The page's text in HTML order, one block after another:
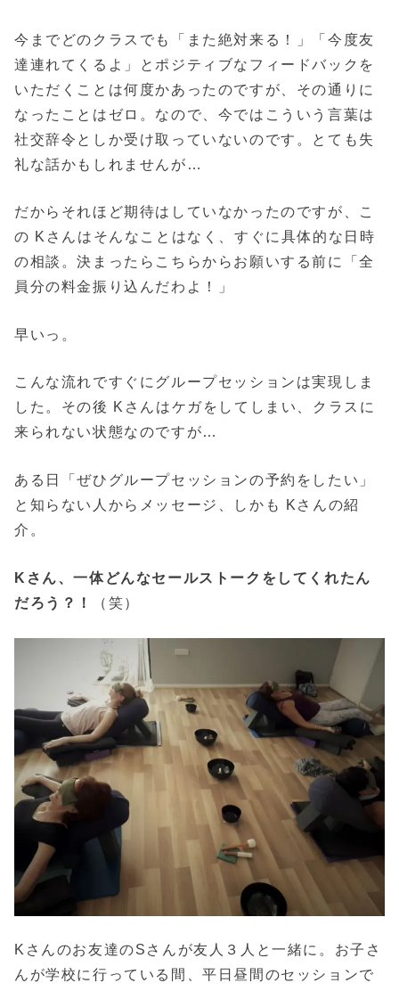
今までどのクラスでも「また絶対来る！」「今度友
達連れてくるよ」とポジティブなフィードバックを
いただくことは何度かあったのですが、その通りに
なったことはゼロ。なので、今ではこういう言葉は
社交辞令としか受け取っていないのです。とても失
礼な話かもしれませんが…
だからそれほど期待はしていなかったのですが、こ
の Kさんはそんなことはなく、すぐに具体的な日時
の相談。決まったらこちらからお願いする前に「全
員分の料金振り込んだわよ！」
早いっ。
こんな流れですぐにグループセッションは実現しま
した。その後 Kさんはケガをしてしまい、クラスに
来られない状態なのですが…
ある日「ぜひグループセッションの予約をしたい」
と知らない人からメッセージ、しかも Kさんの紹
介。
Kさん、一体どんなセールストークをしてくれたん
だろう？！
（笑）
Kさんのお友達のSさんが友人３人と一緒に。お子さ
んが学校に行っている間、平日昼間のセッションで